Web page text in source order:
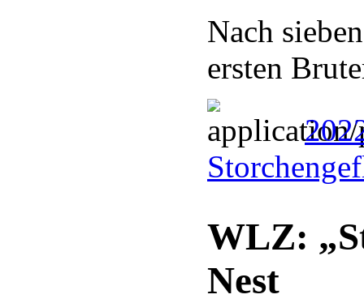
Nach
ersten
WLZ:
Nest